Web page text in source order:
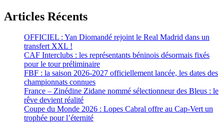
Articles Récents
OFFICIEL : Yan Diomandé rejoint le Real Madrid dans un
transfert XXL !
CAF Interclubs : les représentants béninois désormais fixés
pour le tour préliminaire
FBF : la saison 2026-2027 officiellement lancée, les dates des
championnats connues
France – Zinédine Zidane nommé sélectionneur des Bleus : le
rêve devient réalité
Coupe du Monde 2026 : Lopes Cabral offre au Cap-Vert un
trophée pour l’éternité